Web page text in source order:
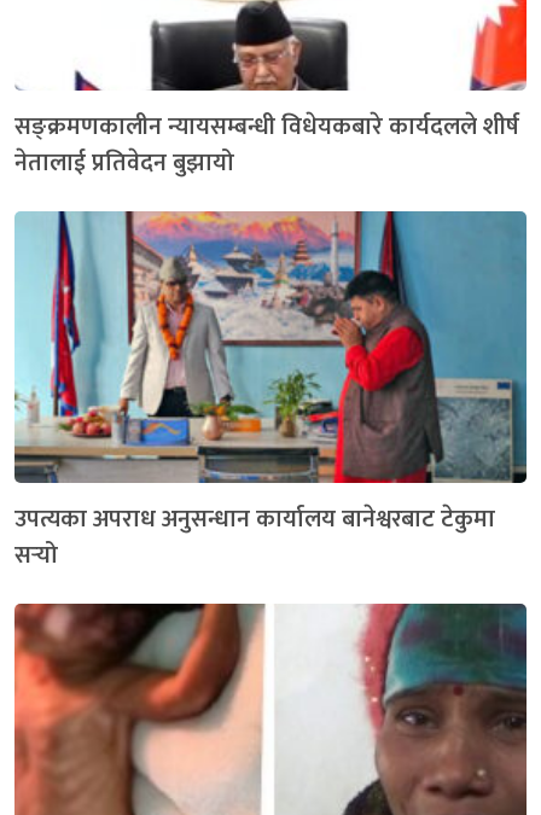
सङ्क्रमणकालीन न्यायसम्बन्धी विधेयकबारे कार्यदलले शीर्ष
नेतालाई प्रतिवेदन बुझायो
उपत्यका अपराध अनुसन्धान कार्यालय बानेश्वरबाट टेकुमा
सर्‍यो